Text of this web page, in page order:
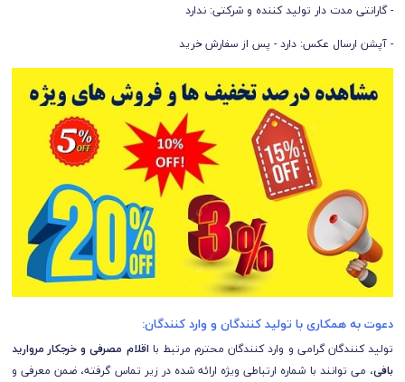
- گارانتی مدت دار تولید کننده و شرکتی: ندارد
- آپشن ارسال عکس: دارد - پس از سفارش خرید
دعوت به همکاری با تولید کنندگان و وارد کنندگان:
تولید کنندگان گرامی و وارد کنندگان محترم مرتبط با اقلام مصرفی و خرجکار مروارید
بافی، می توانند با شماره ارتباطی ویژه ارائه شده در زیر تماس گرفته، ضمن معرفی و